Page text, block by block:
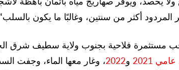
المردود أكثر من سنتين، وغالبًا ما يكون
مستثمرة فلاحية بجنوب ولاية سطيف شرق
2021 و2022، وغار معها الماء، وجفت